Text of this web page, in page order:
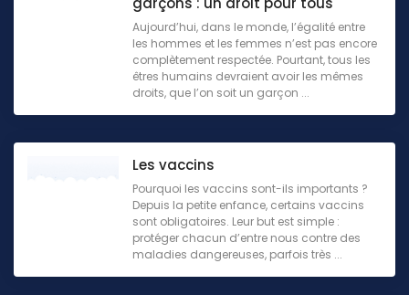
Aujourd’hui, dans le monde, l’égalité entre
les hommes et les femmes n’est pas encore
complètement respectée. Pourtant, tous les
êtres humains devraient avoir les mêmes
droits, que l’on soit un garçon ...
Les vaccins
Pourquoi les vaccins sont-ils importants ?
Depuis la petite enfance, certains vaccins
sont obligatoires. Leur but est simple :
protéger chacun d’entre nous contre des
maladies dangereuses, parfois très ...